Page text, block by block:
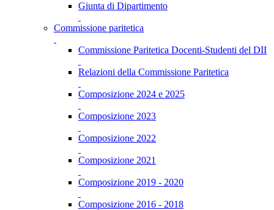
Giunta di Dipartimento
Commissione paritetica
Commissione Paritetica Docenti-Studenti del DII
Relazioni della Commissione Paritetica
Composizione 2024 e 2025
Composizione 2023
Composizione 2022
Composizione 2021
Composizione 2019 - 2020
Composizione 2016 - 2018